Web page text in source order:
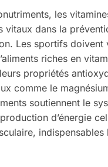
les
vitaux dans la
Les sportifs doivent
riches en
propriétés
comme le
soutiennent le
d’énergie
indispensables